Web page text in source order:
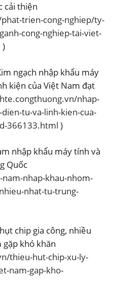
cải thiện
trien-cong-nghiep/ty-
cong-nghiep-tai-viet-
)
ngạch nhập khẩu máy
kiện của Việt Nam đạt
nhap-
tu-va-linh-kien-cua-
366133.html )
nhập khẩu máy tính và
Quốc
nhap-khau-nhom-
nhat-tu-trung-
chip gia công, nhiều
gặp khó khăn
thieu-hut-chip-xu-ly-
nam-gap-kho-